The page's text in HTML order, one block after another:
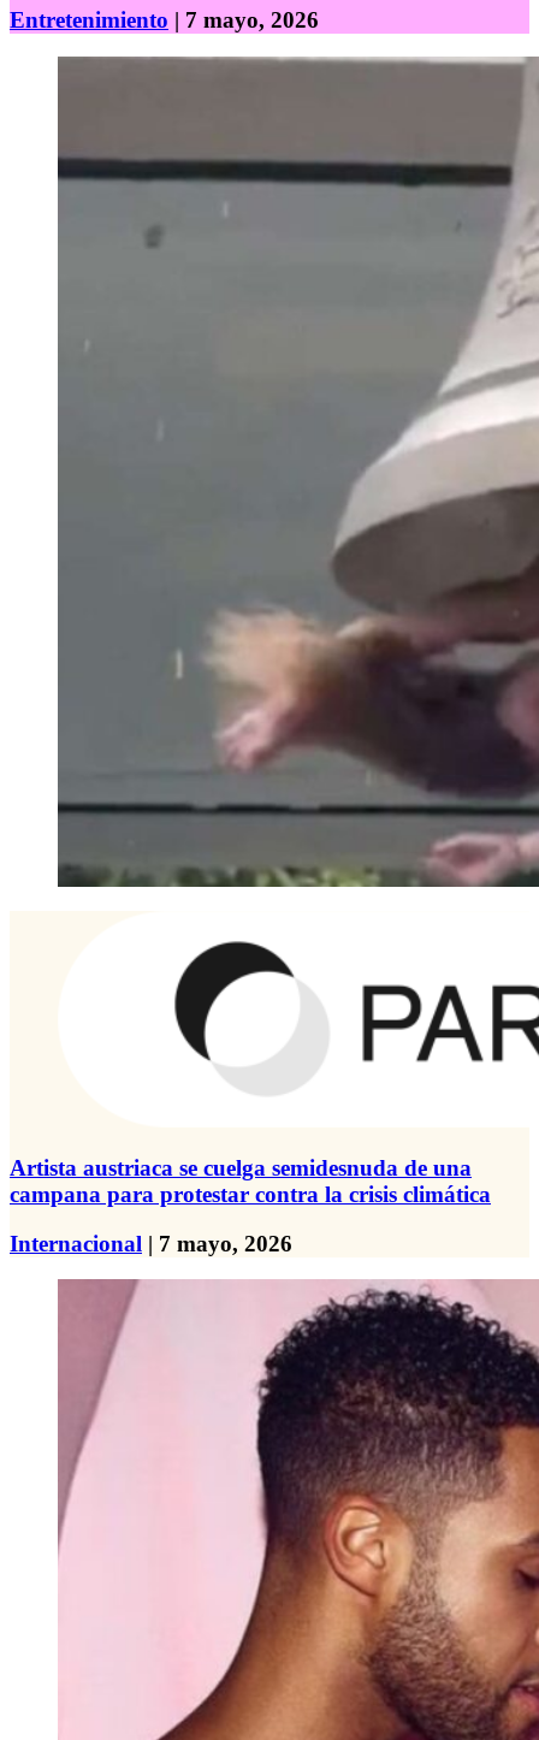
Entretenimiento | 7 mayo, 2026
Artista austriaca se cuelga semidesnuda de una
campana para protestar contra la crisis climática
Internacional | 7 mayo, 2026